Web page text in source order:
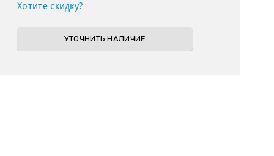
Хотите скидку?
УТОЧНИТЬ НАЛИЧИЕ